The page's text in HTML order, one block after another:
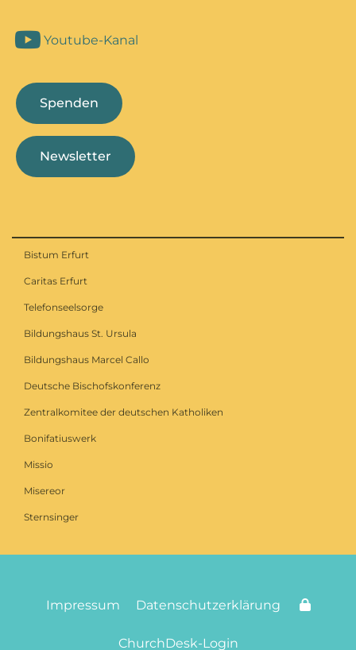
Youtube-Kanal
Spenden
Newsletter
Bistum Erfurt
Caritas Erfurt
Telefonseelsorge
Bildungshaus St. Ursula
Bildungshaus Marcel Callo
Deutsche Bischofskonferenz
Zentralkomitee der deutschen Katholiken
Bonifatiuswerk
Missio
Misereor
Sternsinger
Impressum Datenschutzerklärung
ChurchDesk-Login